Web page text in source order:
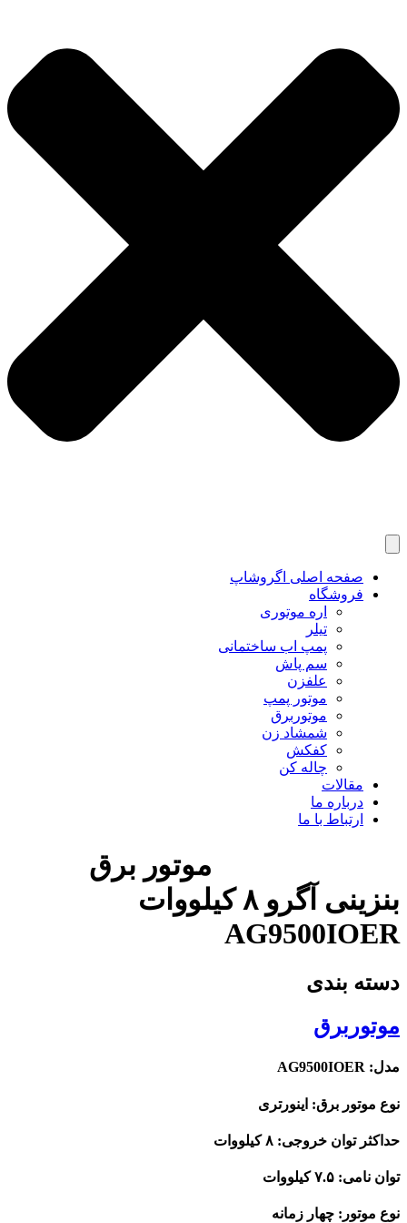
صفحه اصلی اگروشاپ
فروشگاه
اره موتوری
تیلر
پمپ اب ساختمانی
سم پاش
علفزن
موتور پمپ
موتوربرق
شمشاد زن
کفکش
چاله کن
مقالات
درباره ما
ارتباط با ما
موتور برق
بنزینی آگرو ۸ کیلووات
AG9500IOER
دسته بندی
موتوربرق
مدل: AG9500IOER
نوع موتور برق: اینورتری
حداکثر توان خروجی: ۸ کیلووات
توان نامی: ۷.۵ کیلووات
نوع موتور: چهار زمانه